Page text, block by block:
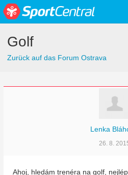
Golf
Zurück auf das Forum Ostrava
Lenka
26. 8.
Ahoj, hledám trenéra na golf,